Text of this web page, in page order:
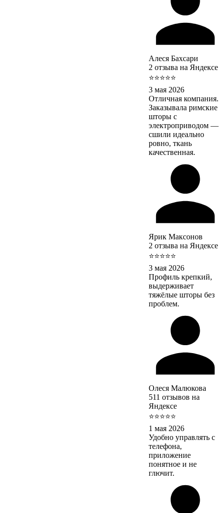
Алеся Бахсари
2 отзыва на Яндексе
⭐⭐⭐⭐⭐
3 мая 2026
Отличная компания.
Заказывала римские
шторы с
электроприводом —
сшили идеально
ровно, ткань
качественная.
Ярик Максонов
2 отзыва на Яндексе
⭐⭐⭐⭐⭐
3 мая 2026
Профиль крепкий,
выдерживает
тяжёлые шторы без
проблем.
Олеся Малюкова
511 отзывов на
Яндексе
⭐⭐⭐⭐⭐
1 мая 2026
Удобно управлять с
телефона,
приложение
понятное и не
глючит.